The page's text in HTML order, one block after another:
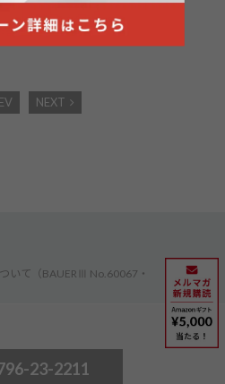
NEXT
いて（BAUERⅢ No.60067・
23-2211